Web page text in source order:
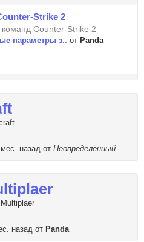
Strike 2
Counter-Strike 2
параметры з.. от Panda
назад от Неопределённый
назад от Panda